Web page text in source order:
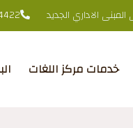
الاداري الجديد
خدمات مركز اللغات